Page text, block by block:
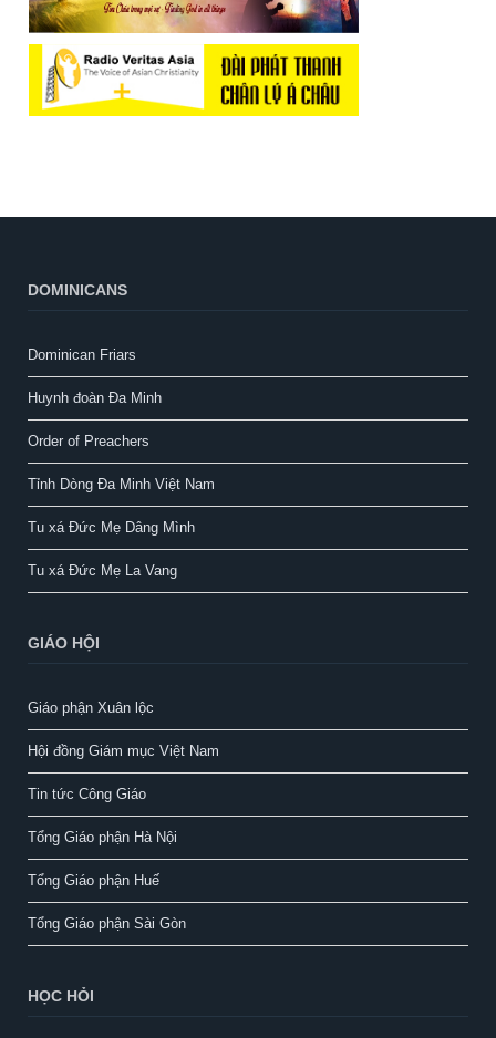
DOMINICANS
Dominican Friars
Huynh đoàn Đa Minh
Order of Preachers
Tỉnh Dòng Đa Minh Việt Nam
Tu xá Đức Mẹ Dâng Mình
Tu xá Đức Mẹ La Vang
GIÁO HỘI
Giáo phận Xuân lộc
Hội đồng Giám mục Việt Nam
Tin tức Công Giáo
Tổng Giáo phận Hà Nội
Tổng Giáo phận Huế
Tổng Giáo phận Sài Gòn
HỌC HỎI